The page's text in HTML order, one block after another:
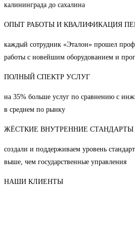
калининграда до сахалина
ОПЫТ РАБОТЫ И КВАЛИФИКАЦИЯ
каждый сотрудник «Эталон» прошел
работы с новейшим оборудованием и
ПОЛНЫЙ СПЕКТР УСЛУГ
на 35% больше услуг по сравнению с
в среднем по рынку
ЖЁСТКИЕ ВНУТРЕННИЕ СТАНДАРТЫ
создали и поддерживаем уровень
выше, чем государственные управления
НАШИ КЛИЕНТЫ